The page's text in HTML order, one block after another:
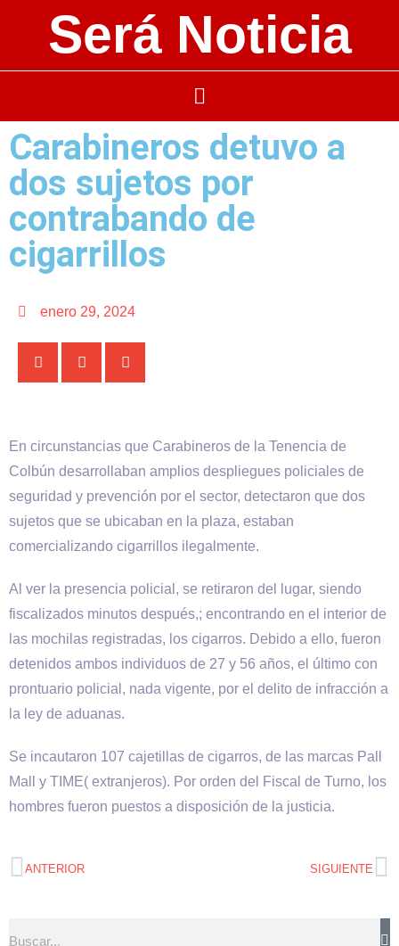
Será Noticia
Carabineros detuvo a
dos sujetos por
contrabando de
cigarrillos
enero 29, 2024
En circunstancias que Carabineros de la Tenencia de
Colbún desarrollaban amplios despliegues policiales de
seguridad y prevención por el sector, detectaron que dos
sujetos que se ubicaban en la plaza, estaban
comercializando cigarrillos ilegalmente.
Al ver la presencia policial, se retiraron del lugar, siendo
fiscalizados minutos después,; encontrando en el interior de
las mochilas registradas, los cigarros. Debido a ello, fueron
detenidos ambos individuos de 27 y 56 años, el último con
prontuario policial, nada vigente, por el delito de infracción a
la ley de aduanas.
Se incautaron 107 cajetillas de cigarros, de las marcas Pall
Mall y TIME( extranjeros). Por orden del Fiscal de Turno, los
hombres fueron puestos a disposición de la justicia.
ANTERIOR SIGUIENTE